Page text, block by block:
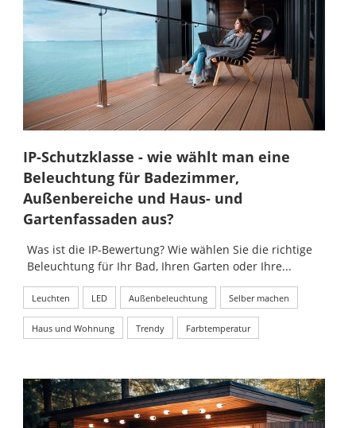
IP-Schutzklasse - wie wählt man eine
Beleuchtung für Badezimmer,
Außenbereiche und Haus- und
Gartenfassaden aus?
Was ist die IP-Bewertung? Wie wählen Sie die richtige
Beleuchtung für Ihr Bad, Ihren Garten oder Ihre...
Leuchten LED Außenbeleuchtung Selber machen
Haus und Wohnung Trendy Farbtemperatur